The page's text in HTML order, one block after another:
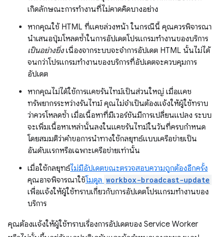
เกิดลักษณะการทำงานที่ไม่คาดคิดบางอย่าง
หากคุณใช้ HTML ที่แคชล่วงหน้า ในกรณีนี้ คุณควรพิจารณา
นำเสนอปุ่มโหลดซ้ำในการอัปเดตโปรแกรมทำงานของบริการ
เป็นอย่างยิ่งเนื่องจากระบบจะจำการอัปเดต HTML นั้นไม่ได้
จนกว่าโปรแกรมทำงานของบริการที่อัปเดตจะควบคุมการ
อัปเดต
หากคุณไม่ได้ใช้การแคชรันไทม์เป็นส่วนใหญ่ เมื่อแคช
ทรัพยากรระหว่างรันไทม์ คุณไม่จำเป็นต้องแจ้งให้ผู้ใช้ทราบ
ว่าควรโหลดซ้ำ เมื่อเนื้อหาที่มีเวอร์ชันมีการเปลี่ยนแปลง ระบบ
จะเพิ่มเนื้อหาเหล่านั้นลงในแคชรันไทม์ในวันที่ครบกำหนด
โดยสมมติว่าคำขอการนำทางใช้กลยุทธ์แบบเครือข่ายเป็น
อันดับแรกหรือเฉพาะเครือข่ายเท่านั้น
เมื่อใช้กลยุทธ์ไม่มีอัปเดตขณะตรวจสอบความถูกต้องอีกครั้ง
คุณอาจพิจารณาใช้โมดูล workbox-broadcast-update
เพื่อแจ้งให้ผู้ใช้ทราบเกี่ยวกับการอัปเดตโปรแกรมทำงานของ
บริการ
คุณต้องแจ้งให้ผู้ใช้ทราบเรื่องการอัปเดตของ Service Worker